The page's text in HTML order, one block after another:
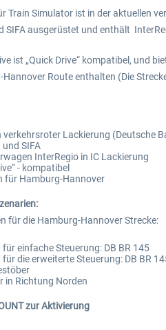
Train Simulator ist in der aktuellen
SIFA ausgerüstet und enthält
ist „Quick Drive“ kompatibel, und
Route enthalten (Die
verkehrsroter Lackierung (Deutsche
und SIFA
InterRegio in IC Lackierung
- kompatibel
für Hamburg-Hannover
für die Hamburg-Hannover Strecke:
einfache Steuerung: DB BR 145
die erweiterte Steuerung: DB BR
in Richtung Norden
zur Aktivierung